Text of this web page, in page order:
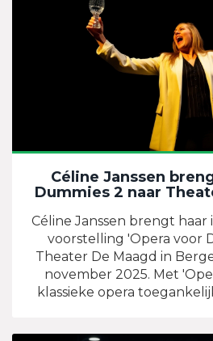
Céline Janssen
Dummies 2 naar
Céline Janssen brengt haar
voorstelling 'Opera voor
Theater De Maagd in
november 2025. Met
klassieke opera